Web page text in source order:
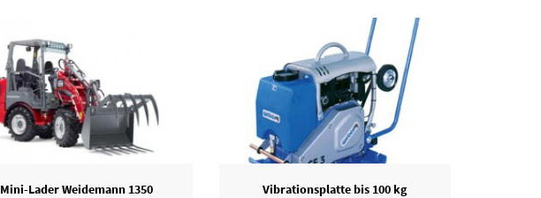
Mini-Lader Weidemann 1350 Vibrationsplatte bis 100 kg